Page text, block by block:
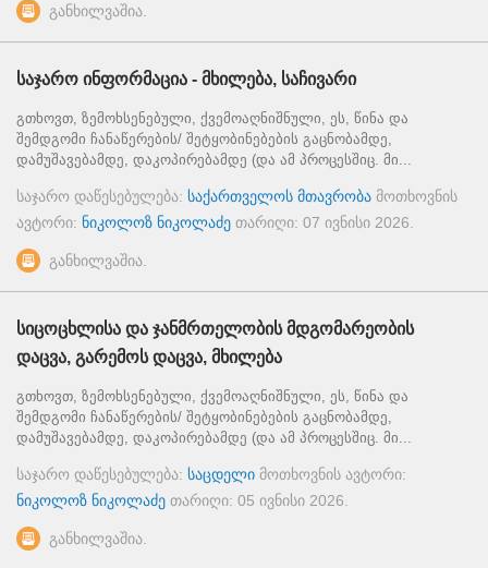
განხილვაშია.
საჯარო ინფორმაცია - მხილება, საჩივარი
გთხოვთ, ზემოხსენებული, ქვემოაღნიშნული, ეს, წინა და
შემდგომი ჩანაწერების/ შეტყობინებების გაცნობამდე,
დამუშავებამდე, დაკოპირებამდე (და ამ პროცესშიც. მი...
საჯარო დაწესებულება: საქართველოს მთავრობა მოთხოვნის
ავტორი: ნიკოლოზ ნიკოლაძე თარიღი: 07 ივნისი 2026
განხილვაშია.
სიცოცხლისა და ჯანმრთელობის მდგომარეობის
დაცვა, გარემოს დაცვა, მხილება
გთხოვთ, ზემოხსენებული, ქვემოაღნიშნული, ეს, წინა და
შემდგომი ჩანაწერების/ შეტყობინებების გაცნობამდე,
დამუშავებამდე, დაკოპირებამდე (და ამ პროცესშიც. მი...
საჯარო დაწესებულება: საცდელი მოთხოვნის ავტორი:
ნიკოლოზ ნიკოლაძე თარიღი: 05 ივნისი 2026
განხილვაშია.